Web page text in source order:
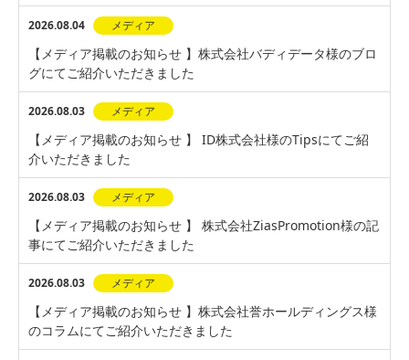
2026.08.04 メディア
【メディア掲載のお知らせ 】株式会社バディデータ様のブロ
グにてご紹介いただきました
2026.08.03 メディア
【メディア掲載のお知らせ 】 ID株式会社様のTipsにてご紹
介いただきました
2026.08.03 メディア
【メディア掲載のお知らせ 】 株式会社ZiasPromotion様の記
事にてご紹介いただきました
2026.08.03 メディア
【メディア掲載のお知らせ 】株式会社誉ホールディングス様
のコラムにてご紹介いただきました